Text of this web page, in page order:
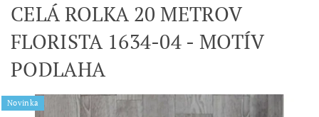
CELÁ ROLKA 20 METROV
FLORISTA 1634-04 - MOTÍV
PODLAHA
Novinka